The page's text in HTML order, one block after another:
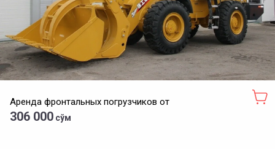
Аренда фронтальных погрузчиков от
306 000 сўм